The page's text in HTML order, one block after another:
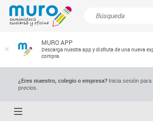
MURO APP
Descarga nuestra app y disfruta de una nueva
compra.
¿Eres maestro, colegio o empresa?Inicia sesión para
precios.